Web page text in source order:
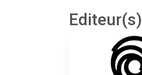
Editeur(s)